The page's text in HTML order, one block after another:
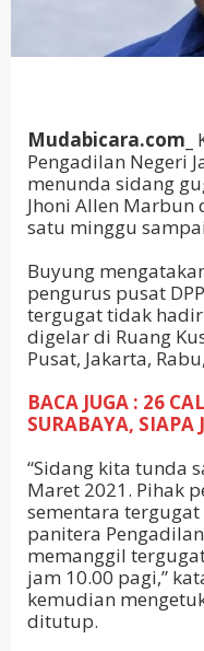
Mudabicara.com_
Pengadilan Negeri
menunda sidang
Jhoni Allen Marbun
satu minggu
Buyung
pengurus pusat
tergugat tidak
digelar di Ruang
Pusat, Jakarta,
BACA JUGA : 26
SURABAYA, SIAPA
“Sidang kita tunda
Maret 2021. Pihak
sementara
panitera
memanggil
jam 10.00 pagi,”
kemudian
ditutup.